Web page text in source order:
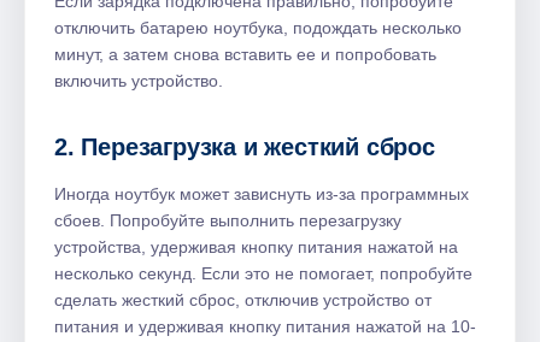
отключить батарею ноутбука, подождать несколько
минут, а затем снова вставить ее и попробовать
включить устройство.
2. Перезагрузка и жесткий сброс
Иногда ноутбук может зависнуть из-за программных
сбоев. Попробуйте выполнить перезагрузку
устройства, удерживая кнопку питания нажатой на
несколько секунд. Если это не помогает, попробуйте
сделать жесткий сброс, отключив устройство от
питания и удерживая кнопку питания нажатой на 10-